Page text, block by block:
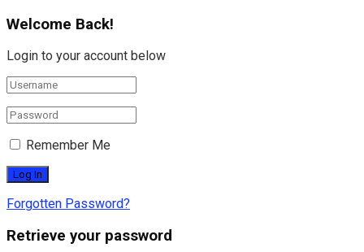
Welcome Back!
Login to your account below
Remember Me
Forgotten Password?
Retrieve your password